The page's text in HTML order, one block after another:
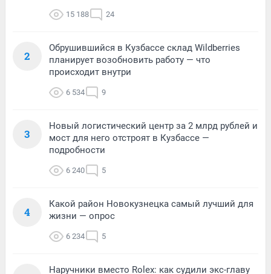
15 188 24
2
Обрушившийся в Кузбассе склад Wildberries
планирует возобновить работу — что
происходит внутри
6 534 9
3
Новый логистический центр за 2 млрд рублей и
мост для него отстроят в Кузбассе —
подробности
6 240 5
4
Какой район Новокузнецка самый лучший для
жизни — опрос
6 234 5
Наручники вместо Rolex: как судили экс-главу